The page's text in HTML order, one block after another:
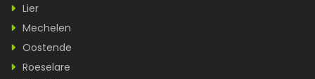
Lier
Mechelen
Oostende
Roeselare